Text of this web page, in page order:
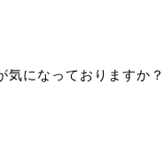
気になっておりますか？